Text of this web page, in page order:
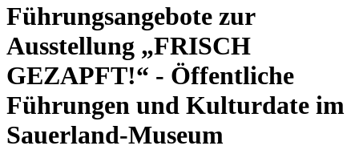
Führungsangebote zur
Ausstellung „FRISCH
GEZAPFT!“ - Öffentliche
Führungen und Kulturdate im
Sauerland-Museum